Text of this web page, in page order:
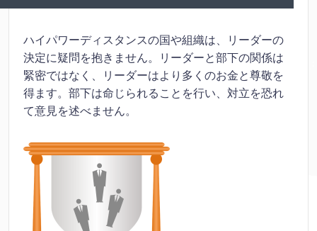
ハイパワーディスタンスの国や組織は、リーダーの
決定に疑問を抱きません。リーダーと部下の関係は
緊密ではなく、リーダーはより多くのお金と尊敬を
得ます。部下は命じられることを行い、対立を恐れ
て意見を述べません。